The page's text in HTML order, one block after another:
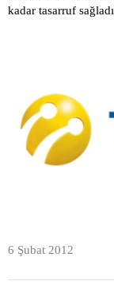
kadar tasarruf sağladı
6 Şubat 2012